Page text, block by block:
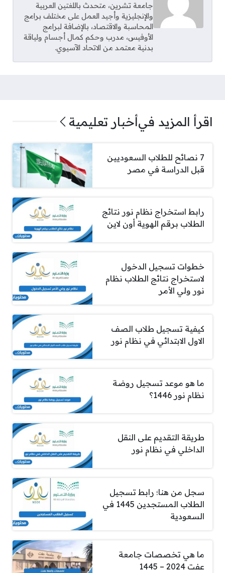
جامعة تشرين، متحدث باللغتين العربية
والإنجليزية وأجيد العمل على مختلف برامج
المحاسبة والاقتصاد، بالإضافة لبرامج
الأوفيس، مدرب وحكم كمال أجسام ولياقة
بدنية معتمد من الاتحاد الآسيوي.
اقرأ المزيد فيأخبار تعليمية
7 نصائح للطلاب السعوديين
قبل الدراسة في مصر
رابط استخراج نظام نور نتائج
الطلاب برقم الهوية أون لاين
خطوات تسجيل الدخول
لاستخراج نتائج الطلاب نظام
نور ولي الأمر
كيفية تسجيل طلاب الصف
الاول الابتدائي في نظام نور
ما هو موعد تسجيل روضة
نظام نور 1446؟
طريقة التقديم على النقل
الداخلي في نظام نور
سجل من هنا؛ رابط تسجيل
الطلاب المستجدين 1445 في
السعودية
ما هي تخصصات جامعة
عفت 2024 – 1445